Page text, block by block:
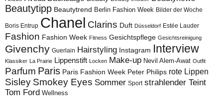
Beautytipp Beautytrend Berlin Fashion Week Bilder der Woche
Boris Entrup Chanel Clarins Duft Düsseldorf Estée Lauder
Fashion Fashion Week Fitness Gesichtspflege Gesichtsreinigung
Givenchy Guerlain Hairstyling Instagram Interview
Klassiker La Prairie Lippenstift Locken Make-up Nevil Alem-Awat Outfit
Parfum Paris Paris Fashion Week Peter Philips rote Lippen
Sisley Smokey Eyes Sommer Sport strahlender Teint
Tom Ford Wellness